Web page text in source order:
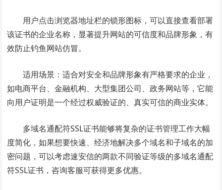
用户点击浏览器地址栏的锁形图标，可以直接查看部署
该证书的企业名称，显著提升网站的可信度和品牌形象，有
效防止钓鱼网站仿冒。
适用场景：适合对安全和品牌形象有严格要求的企业，
如电商平台、金融机构、大型集团公司、政务网站等，它能
向用户证明是一个经过权威验证的、真实可信的商业实体。
多域名通配符SSL证书能够将复杂的证书管理工作大幅
度简化，如果想要快速、经济地解决多个域名和子域名的加
密问题，可以考虑速安信的两款不同验证等级的多域名通配
符SSL证书，咨询客服可获得更多优惠。